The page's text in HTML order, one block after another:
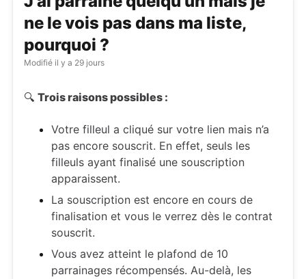
ne le vois pas dans ma liste,
pourquoi ?
Modifié il y a 29 jours
🔍 Trois raisons possibles :
Votre filleul a cliqué sur votre lien mais n’a
pas encore souscrit. En effet, seuls les
filleuls ayant finalisé une souscription
apparaissent.
La souscription est encore en cours de
finalisation et vous le verrez dès le contrat
souscrit.
Vous avez atteint le plafond de 10
parrainages récompensés. Au-delà, les